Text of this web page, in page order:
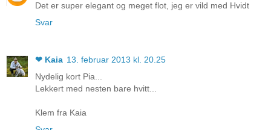
Det er super elegant og meget flot, jeg er vild med Hvidt
Svar
❤ Kaia 13. februar 2013 kl. 20.25
Nydelig kort Pia...
Lekkert med nesten bare hvitt...
Klem fra Kaia